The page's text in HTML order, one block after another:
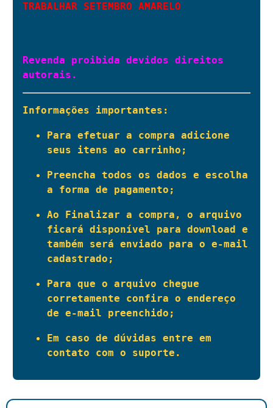
TRABALHAR SETEMBRO AMARELO
Revenda proibida devidos direitos
autorais.
Informações importantes:
Para efetuar a compra adicione
seus itens ao carrinho;
Preencha todos os dados e escolha
a forma de pagamento;
Ao Finalizar a compra, o arquivo
ficará disponível para download e
também será enviado para o e-mail
cadastrado;
Para que o arquivo chegue
corretamente confira o endereço
de e-mail preenchido;
Em caso de dúvidas entre em
contato com o suporte.